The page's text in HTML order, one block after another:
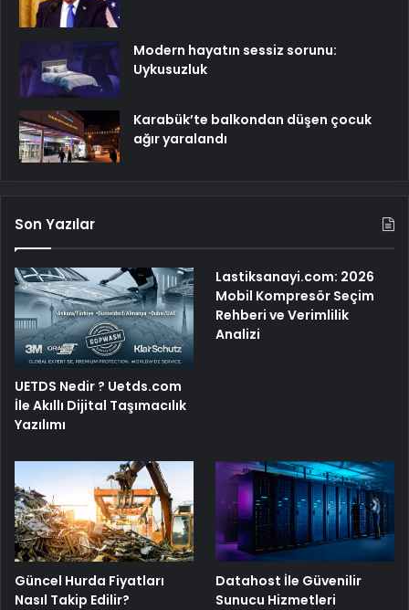
Modern hayatın sessiz sorunu:
Uykusuzluk
Karabük’te balkondan düşen çocuk
ağır yaralandı
Son Yazılar
UETDS Nedir ? Uetds.com
İle Akıllı Dijital Taşımacılık
Yazılımı
Lastiksanayi.com: 2026
Mobil Kompresör Seçim
Rehberi ve Verimlilik
Analizi
Güncel Hurda Fiyatları
Nasıl Takip Edilir?
Datahost İle Güvenilir
Sunucu Hizmetleri